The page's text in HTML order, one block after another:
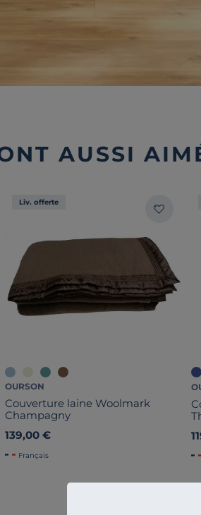
AUSSI
Liv. offerte
OURSON
Couverture laine Woolmark
Champagny
139,00 €
Français